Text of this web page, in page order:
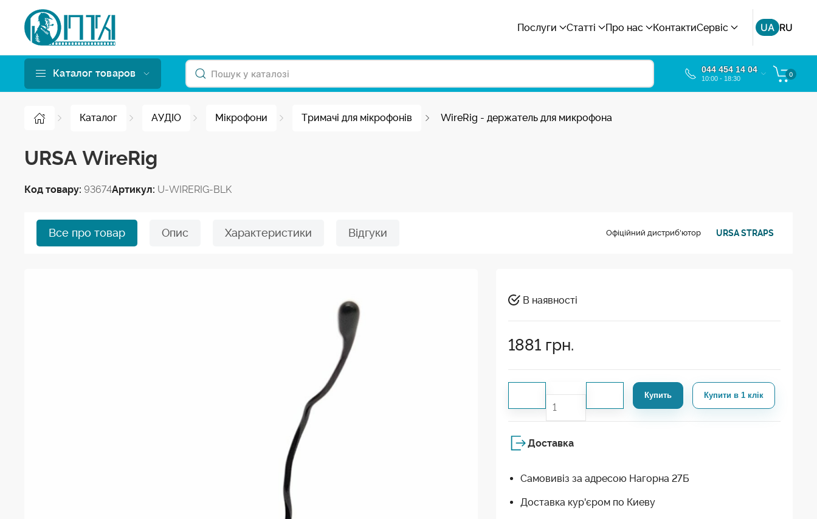
Послуги Статті Про нас КонтактиСервіс UA RU
Каталог товаров 044 454 14 04
10:00 - 18:30
0
Каталог АУДІО Мікрофони Тримачі для мікрофонів WireRig - держатель для микрофона
URSA WireRig
Код товару: 93674Артикул: U-WIRERIG-BLK
Все про товар Опис Характеристики Відгуки Офіційний дистриб'ютор URSA STRAPS
В наявності
1881 грн.
Купить Купити в 1 клік
Доставка
Самовивіз за адресою Нагорна 27Б
Доставка кур'єром по Киеву